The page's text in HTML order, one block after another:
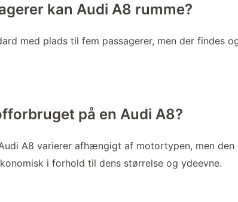
kan Audi A8 rumme?
med plads til fem passagerer, men der findes
på en Audi A8?
A8 varierer afhængigt af motortypen, men den
i forhold til dens størrelse og ydeevne.